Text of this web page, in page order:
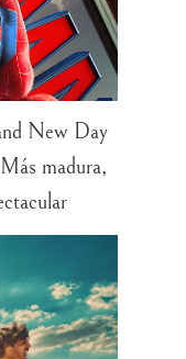
New Day
madura,